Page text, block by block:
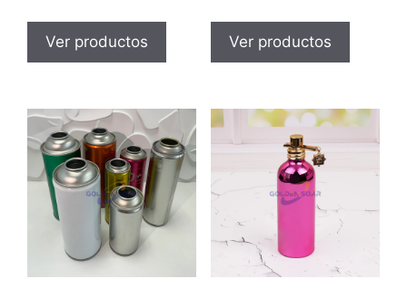
Ver productos Ver productos